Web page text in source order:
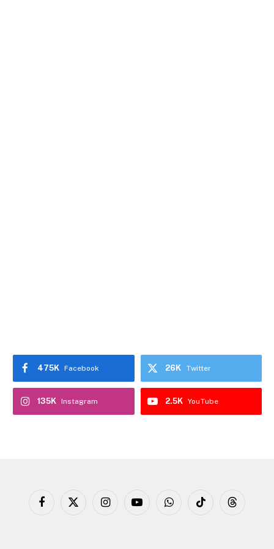
Facebook
475K Twitter
26K
Instagram
135K YouTube
2.5K
Facebook
X
InstagramYouTubeWhatsAppTikTok Threads